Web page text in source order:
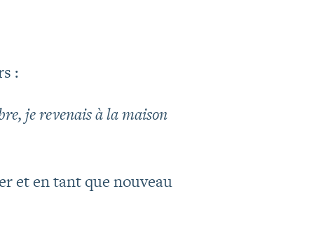
:
je revenais à la maison
et en tant que nouveau